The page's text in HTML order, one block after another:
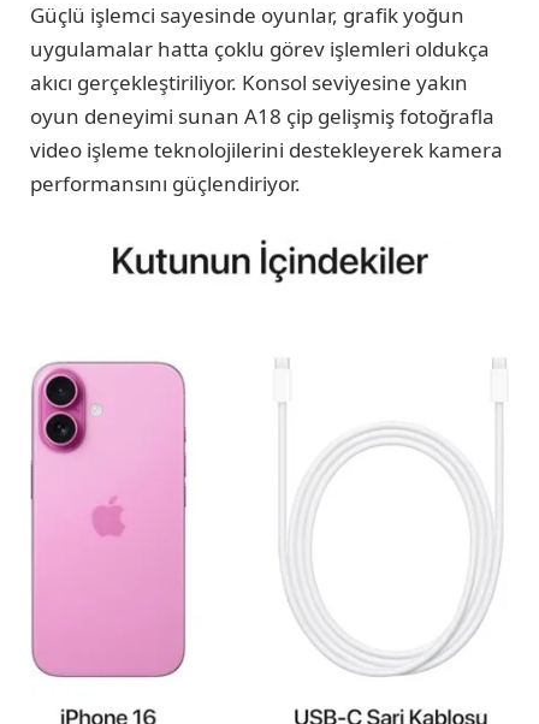
Güçlü işlemci sayesinde oyunlar, grafik yoğun
uygulamalar hatta çoklu görev işlemleri oldukça
akıcı gerçekleştiriliyor. Konsol seviyesine yakın
oyun deneyimi sunan A18 çip gelişmiş fotoğrafla
video işleme teknolojilerini destekleyerek kamera
performansını güçlendiriyor.